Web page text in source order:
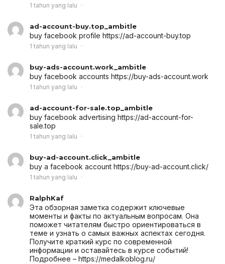
1 tahun yang lalu
ad-account-buy.top_ambitle
buy facebook profile https://ad-account-buy.top
1 tahun yang lalu
buy-ads-account.work_ambitle
buy facebook accounts https://buy-ads-account.work
1 tahun yang lalu
ad-account-for-sale.top_ambitle
buy facebook advertising https://ad-account-for-
sale.top
1 tahun yang lalu
buy-ad-account.click_ambitle
buy a facebook account https://buy-ad-account.click/
1 tahun yang lalu
RalphKaf
Эта обзорная заметка содержит ключевые
моменты и факты по актуальным вопросам. Она
поможет читателям быстро ориентироваться в
теме и узнать о самых важных аспектах сегодня.
Получите краткий курс по современной
информации и оставайтесь в курсе событий!
Подробнее – https://medalkoblog.ru/